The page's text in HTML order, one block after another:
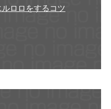
ロロをするコツ